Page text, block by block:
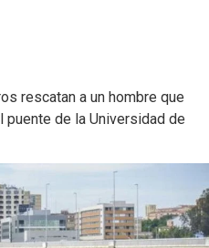
rescatan a un hombre que
de la Universidad de